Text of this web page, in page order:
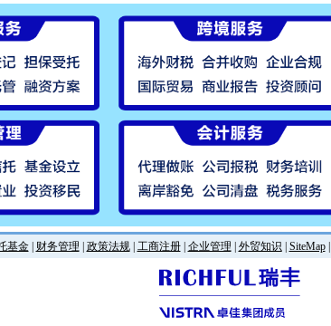
基金| 财务管理 政策法规| 工商注册| 企业管理 外贸知识 SiteMap|